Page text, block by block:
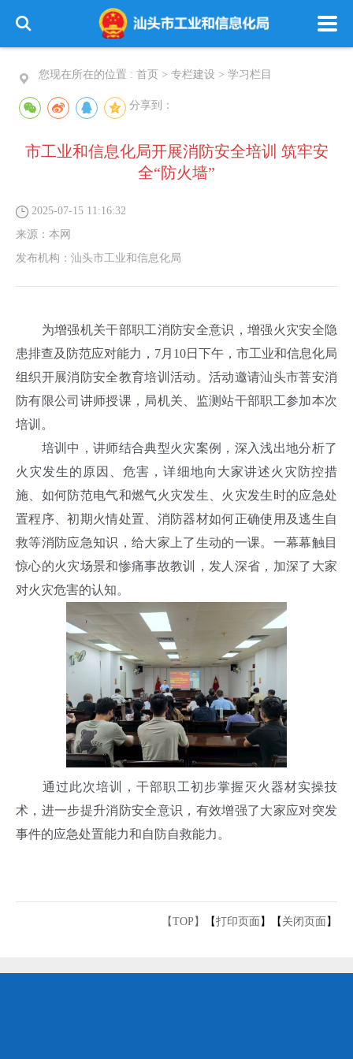
您现在所在的位置 : 首页 > 专栏建设 > 学习栏目
分享到：
市工业和信息化局开展消防安全培训 筑牢安
全“防火墙”
2025-07-15 11:16:32
来源： 本网
发布机构： 汕头市工业和信息化局
为增强机关干部职工消防安全意识，增强火灾安全隐
患排查及防范应对能力，7月10日下午，市工业和信息化局
组织开展消防安全教育培训活动。活动邀请汕头市菩安消
防有限公司讲师授课，局机关、监测站干部职工参加本次
培训。
培训中，讲师结合典型火灾案例，深入浅出地分析了
火灾发生的原因、危害，详细地向大家讲述火灾防控措
施、如何防范电气和燃气火灾发生、火灾发生时的应急处
置程序、初期火情处置、消防器材如何正确使用及逃生自
救等消防应急知识，给大家上了生动的一课。一幕幕触目
惊心的火灾场景和惨痛事故教训，发人深省，加深了大家
对火灾危害的认知。
通过此次培训，干部职工初步掌握灭火器材实操技
术，进一步提升消防安全意识，有效增强了大家应对突发
事件的应急处置能力和自防自救能力。
【TOP】 【打印页面 】【 关闭页面 】